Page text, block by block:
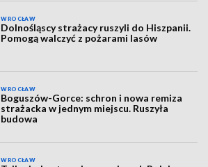
WROCŁAW
Dolnośląscy strażacy ruszyli do Hiszpanii.
Pomogą walczyć z pożarami lasów
WROCŁAW
Boguszów-Gorce: schron i nowa remiza
strażacka w jednym miejscu. Ruszyła
budowa
WROCŁAW